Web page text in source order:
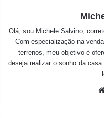
Olá, sou Michele Salvino,
Com especialização na
terrenos, meu objetivo é
deseja realizar o sonho da